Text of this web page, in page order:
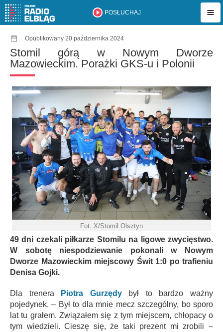
POSŁUCHAJ
Opublikowany 20 października 2024
Stomil górą w Nowym Dworze
Mazowieckim. Porażki GKS-u i Polonii
Fot. X/Stomil Olsztyn
49 dni czekali piłkarze Stomilu na ligowe zwycięstwo.
W sobotę niespodziewanie pokonali w Nowym
Dworze Mazowieckim miejscowy Świt 1:0 po trafieniu
Denisa Gojki.
Dla trenera Piotra Gurzędybył to bardzo ważny
pojedynek. – Był to dla mnie mecz szczególny, bo sporo
lat tu grałem. Związałem się z tym miejscem, chłopacy o
tym wiedzieli. Cieszę się, że taki prezent mi zrobili –